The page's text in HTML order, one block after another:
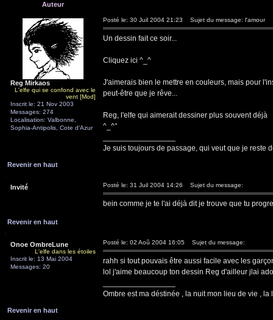
Auteur
Reg Mirkaos
L'elfe qui se confond avec le
vent [Mod]
Inscrit le: 21 Nov 2003
Messages: 274
Localisation: Valbonne,
Sophia-Antipolis, Cote d'Azur
Posté le: 30 Juil 2004 21:23 Sujet du message: l'amour
Un dessin fait ce soir...
Cliquez ici ^_^
J'aimerais bien le mettre en couleurs, mais pour
peut-être que je rêve...
Reg, l'elfe qui aimerait dessiner plus souvent déjà
^_^°
Je suis toujours de passage, qui veut que je reste
Revenir en haut
Invité Posté le: 31 Juil 2004 14:26 Sujet du message:
bein comme je te l'ai déjà dit je trouve que tu
Revenir en haut
Onoe OmbreLune
L'elfe dans les étoiles
Inscrit le: 13 Mai 2004
Messages: 20
Posté le: 02 Aoû 2004 16:05 Sujet du message:
rahh si tout pouvais être aussi facile avec les
lol j'aime beaucoup ton dessin Reg d'ailleur jlai
Ombre est ma déstinée , la nuit mon lieu de vie , la
Revenir en haut